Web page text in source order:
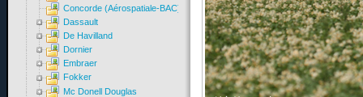
Concorde (Aérospatiale-BAC)
Dassault
De Havilland
Dornier
Embraer
Fokker
Mc Donell Douglas